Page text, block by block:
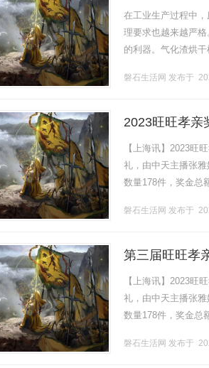
在工业生产过程中
理要求也越来越严
的利器。气化渣烘
能，然后.........
磐石生活网 发布于
2023旺旺孝亲
【上海讯】2023旺
礼，由中天主播张
数量178件，奖金总
磐石生活网 发布于
第三届旺旺孝
【上海讯】2023旺
礼，由中天主播张
数量178件，奖金总
磐石生活网 发布于